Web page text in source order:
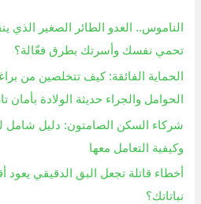
الناموس.. العدو الطائر الصغير
تحمي نفسك وأسرتك بطرق فعّالة؟
الحماية الفائقة: كيف تتخلصين من
الحوامل والجراء حديثة الولادة بأمان
شركاء السكن الصامتون: دليل شامل
وكيفية التعامل معها
أخطاء قاتلة تجعل البق الدقيقي يعود
نباتاتك؟